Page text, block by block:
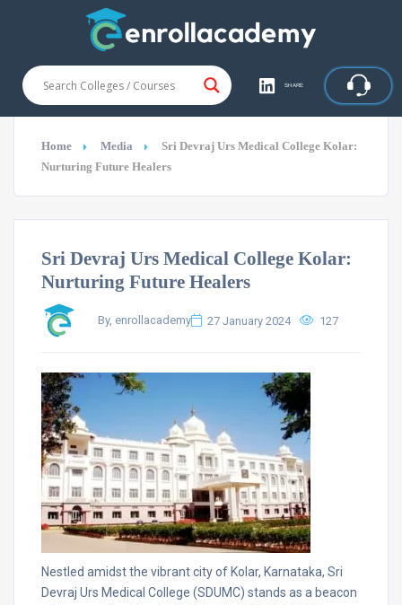
SHARE
Home Media
Sri Devraj Urs Medical College Kolar:
Nurturing Future Healers
Sri Devraj Urs Medical College Kolar:
Nurturing Future Healers
By, enrollacademy 27 January 2024 127
Nestled amidst the vibrant city of Kolar, Karnataka, Sri
Devraj Urs Medical College (SDUMC) stands as a beacon